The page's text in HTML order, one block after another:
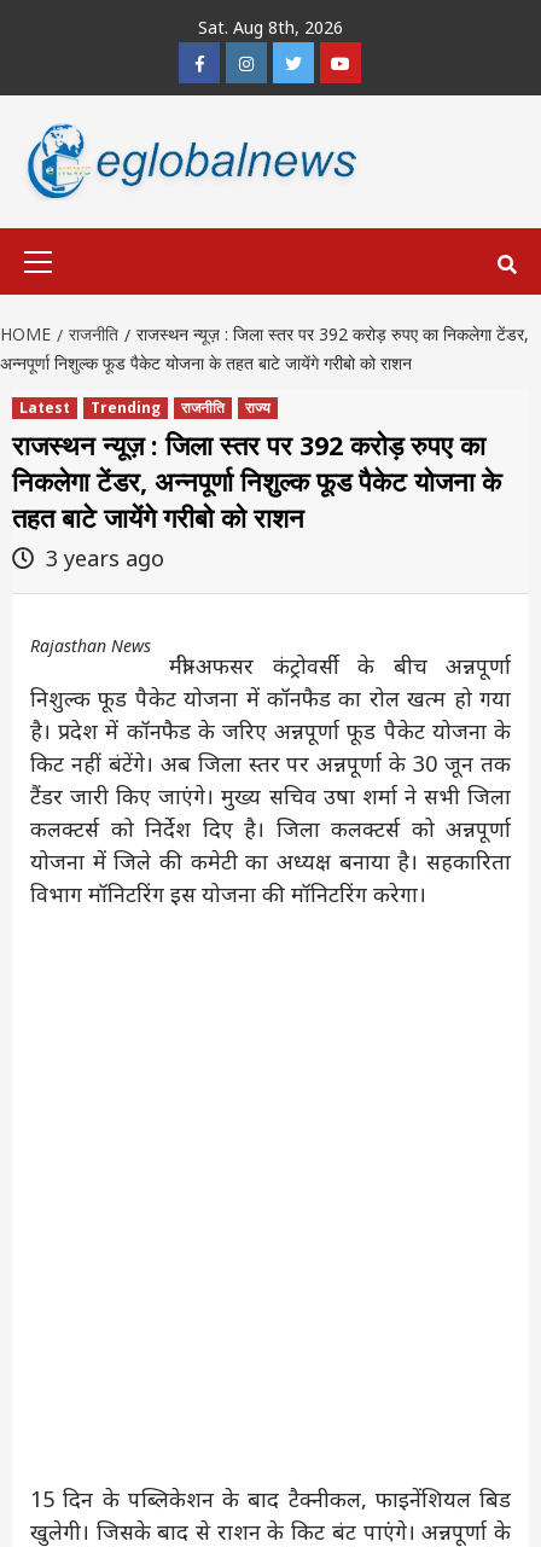
Sat. Aug 8th, 2026
FacebookInstagramTwitterYoutube
HOME राजनीति
राजस्थन न्यूज़ : जिला स्तर पर 392 करोड़ रुपए का निकलेगा टेंडर,
अन्नपूर्णा निशुल्क फूड पैकेट योजना के तहत बाटे जायेंगे गरीबो को राशन
Latest Trending राजनीति राज्य
राजस्थन न्यूज़ : जिला स्तर पर 392 करोड़ रुपए का
निकलेगा टेंडर, अन्नपूर्णा निशुल्क फूड पैकेट योजना के
तहत बाटे जायेंगे गरीबो को राशन
3 years ago
Rajasthan News
मंत्री-अफसर कंट्रोवर्सी के बीच अन्नपूर्णा
निशुल्क फूड पैकेट योजना में कॉनफैड का रोल खत्म हो गया
है। प्रदेश में कॉनफैड के जरिए अन्नपूर्णा फूड पैकेट योजना के
किट नहीं बंटेंगे। अब जिला स्तर पर अन्नपूर्णा के 30 जून तक
टैंडर जारी किए जाएंगे। मुख्य सचिव उषा शर्मा ने सभी जिला
कलक्टर्स को निर्देश दिए है। जिला कलक्टर्स को अन्नपूर्णा
योजना में जिले की कमेटी का अध्यक्ष बनाया है। सहकारिता
विभाग मॉनिटरिंग इस योजना की मॉनिटरिंग करेगा।
15 दिन के पब्लिकेशन के बाद टैक्नीकल, फाइनेंशियल बिड
खुलेगी। जिसके बाद से राशन के किट बंट पाएंगे। अन्नपूर्णा के